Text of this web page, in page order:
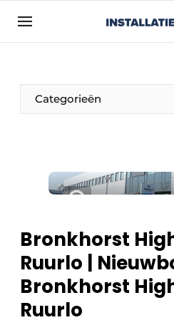
Aanmelden
Bedrijven
Contact
Installatie & Bouw |
Meest gelezen
Nieuwsbrief
Podcasts
Privacy / Cookie
Categorieën
Bronkhorst
Ruurlo |
Bronkhorst
Ruurlo